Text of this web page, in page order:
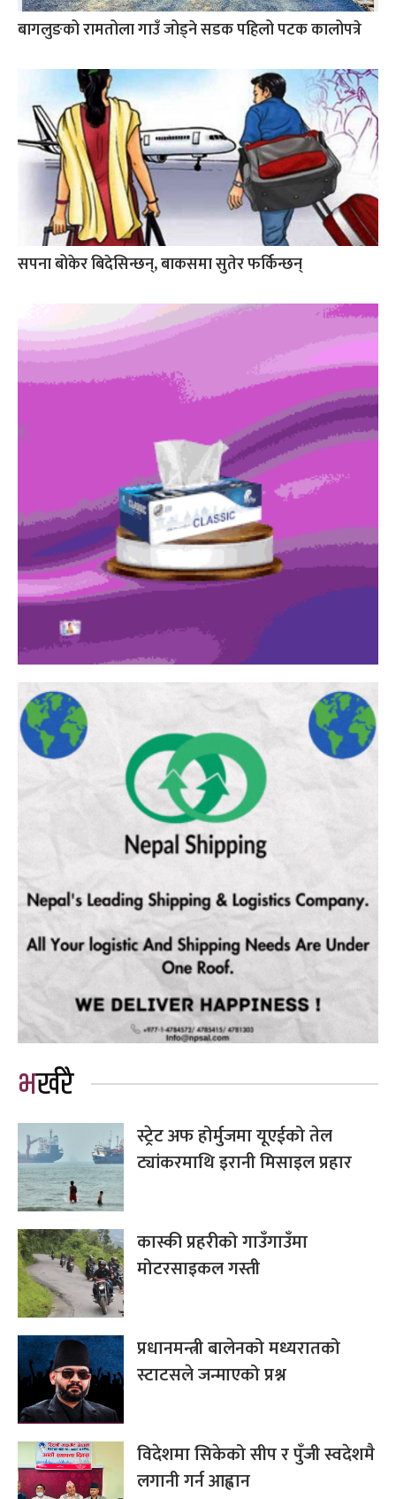
बागलुङको रामतोला गाउँ जोड्ने सडक पहिलो पटक कालोपत्रे
सपना बोकेर बिदेसिन्छन्, बाकसमा सुतेर फर्किन्छन्
भर्खरै
स्ट्रेट अफ होर्मुजमा यूएईको तेल
ट्यांकरमाथि इरानी मिसाइल प्रहार
कास्की प्रहरीको गाउँगाउँमा
मोटरसाइकल गस्ती
प्रधानमन्त्री बालेनको मध्यरातको
स्टाटसले जन्माएको प्रश्न
विदेशमा सिकेको सीप र पुँजी स्वदेशमै
लगानी गर्न आह्वान